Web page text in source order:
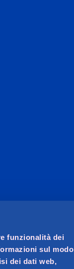
funzionalità dei
sul modo
dei dati web,